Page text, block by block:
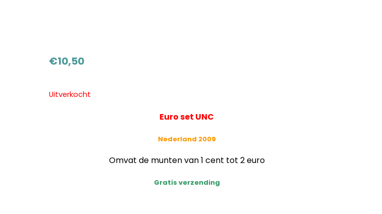
€10,50
Uitverkocht
Euro set UNC
Nederland 2009
Omvat de munten van 1 cent tot 2 euro
Gratis verzending